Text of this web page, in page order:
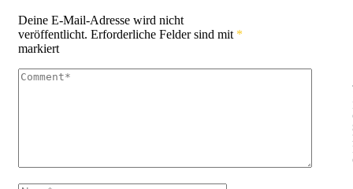
Deine E-Mail-Adresse wird nicht
veröffentlicht. Erforderliche Felder sind mit *
markiert